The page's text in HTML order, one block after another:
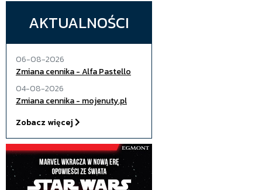
AKTUALNOŚCI
06-08-2026
Zmiana cennika - Alfa Pastello
04-08-2026
Zmiana cennika - mojenuty.pl
Zobacz więcej